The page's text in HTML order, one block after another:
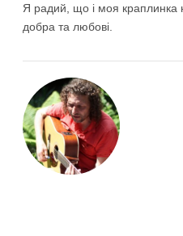
Я радий, що і моя краплинка
добра та любові.